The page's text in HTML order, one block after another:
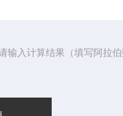
输入计算结果（填写阿拉